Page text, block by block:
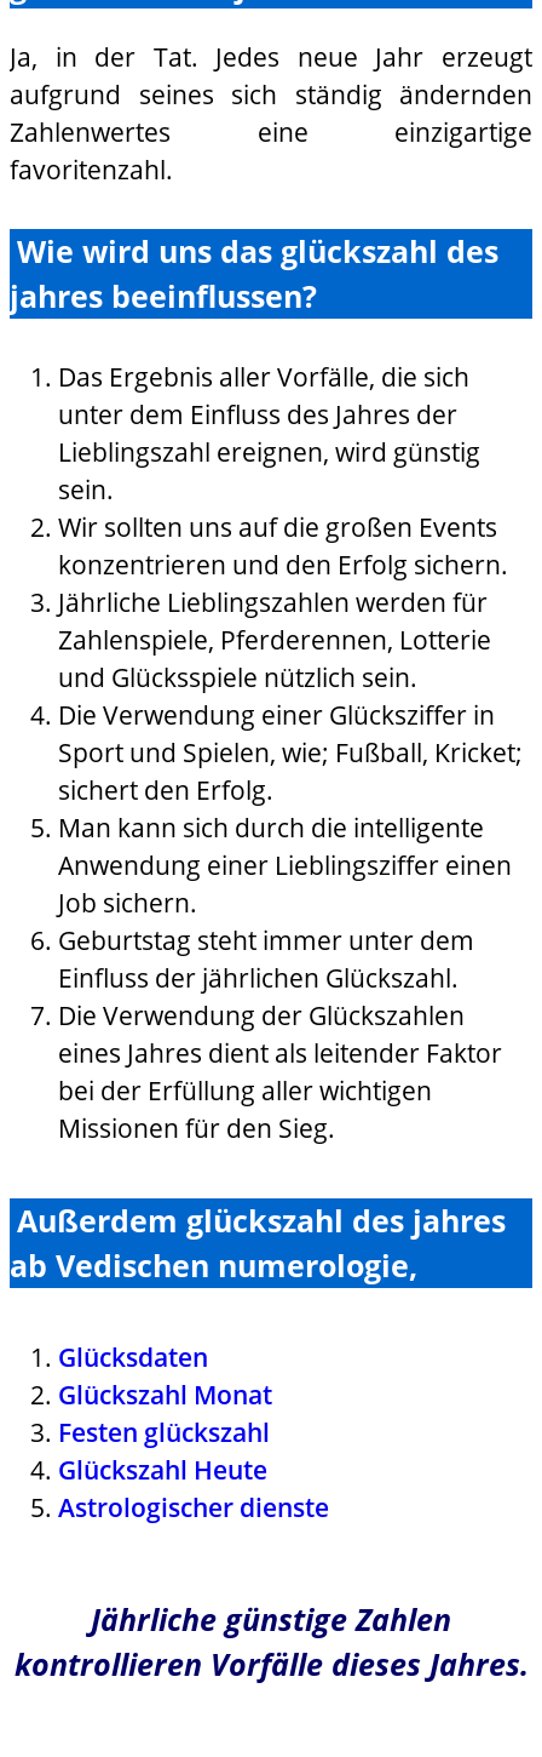
Ja, in der Tat. Jedes neue Jahr erzeugt
aufgrund seines sich ständig ändernden
Zahlenwertes eine einzigartige
favoritenzahl.
Wie wird uns das glückszahl des
jahres beeinflussen?
Das Ergebnis aller Vorfälle, die sich
unter dem Einfluss des Jahres der
Lieblingszahl ereignen, wird günstig
sein.
Wir sollten uns auf die großen Events
konzentrieren und den Erfolg sichern.
Jährliche Lieblingszahlen werden für
Zahlenspiele, Pferderennen, Lotterie
und Glücksspiele nützlich sein.
Die Verwendung einer Glücksziffer in
Sport und Spielen, wie; Fußball, Kricket;
sichert den Erfolg.
Man kann sich durch die intelligente
Anwendung einer Lieblingsziffer einen
Job sichern.
Geburtstag steht immer unter dem
Einfluss der jährlichen Glückszahl.
Die Verwendung der Glückszahlen
eines Jahres dient als leitender Faktor
bei der Erfüllung aller wichtigen
Missionen für den Sieg.
Außerdem glückszahl des jahres
ab Vedischen numerologie,
Glücksdaten
Glückszahl Monat
Festen glückszahl
Glückszahl Heute
Astrologischer dienste
Jährliche günstige Zahlen
kontrollieren Vorfälle dieses Jahres.